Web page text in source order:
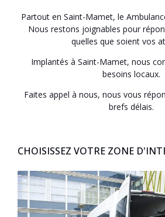
Partout en Saint-Mamet, le
Nous restons joignables pour
quelles que soient vos
Implantés à Saint-Mamet, nous
besoins locaux.
Faites appel à nous, nous vous
brefs délais.
CHOISISSEZ VOTRE ZONE